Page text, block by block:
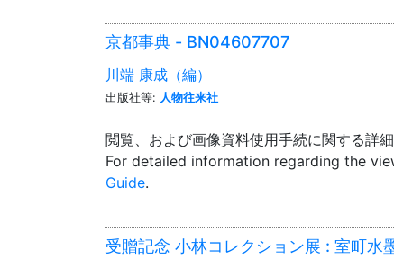
京都事典 - BN04607707
川端 康成（編）
出版社等: 人物往来社
閲覧、および画像資料使用手続に関する詳
For detailed information regarding the
Guide.
受贈記念 小林コレクション展 : 室町